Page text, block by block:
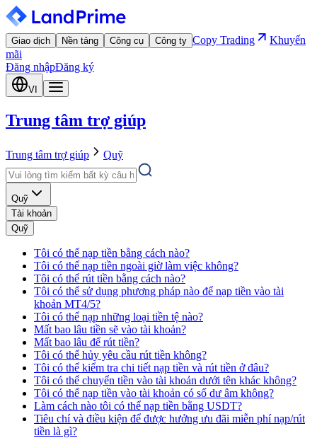
Giao dịch Nền tảng Công cụ Công ty Copy Trading
Khuyến
mãi
Đăng nhậpĐăng ký
VI
Trung tâm trợ giúp
Trung tâm trợ giúp Quỹ
Quỹ
Tài khoản
Quỹ
Tôi có thể nạp tiền bằng cách nào?
Tôi có thể nạp tiền ngoài giờ làm việc không?
Tôi có thể rút tiền bằng cách nào?
Tôi có thể sử dụng phương pháp nào để nạp tiền vào tài
khoản MT4/5?
Tôi có thể nạp những loại tiền tệ nào?
Mất bao lâu tiền sẽ vào tài khoản?
Mất bao lâu để rút tiền?
Tôi có thể hủy yêu cầu rút tiền không?
Tôi có thể kiểm tra chi tiết nạp tiền và rút tiền ở đâu?
Tôi có thể chuyển tiền vào tài khoản dưới tên khác không?
Tôi có thể nạp tiền vào tài khoản có số dư âm không?
Làm cách nào tôi có thể nạp tiền bằng USDT?
Tiêu chí và điều kiện để được hưởng ưu đãi miễn phí nạp/rút
tiền là gì?